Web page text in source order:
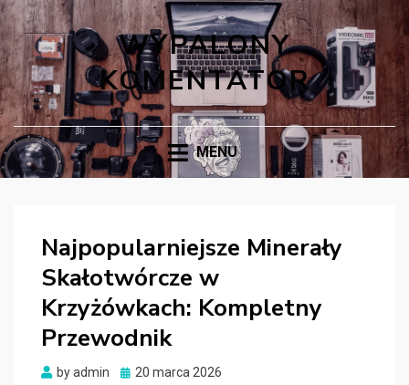
WYPALONY
KOMENTATOR
MENU
Najpopularniejsze Minerały
Skałotwórcze w
Krzyżówkach: Kompletny
Przewodnik
byadmin
Posted
20 marca 2026